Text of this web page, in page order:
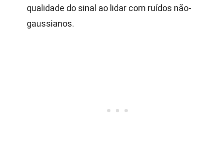
qualidade do sinal ao lidar com ruídos não-
gaussianos.